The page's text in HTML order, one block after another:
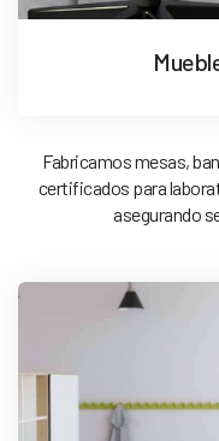
Fabricamos mesas,
certificados para
asegurando